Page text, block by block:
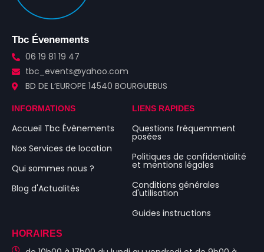
Tbc Évenements
06 19 81 19 47
tbc_events@yahoo.com
BD DE L’EUROPE 14540 BOURGUEBUS
INFORMATIONS
Accueil Tbc Évènements
Nos Services de location
Qui sommes nous ?
Blog d'Actualités
LIENS RAPIDES
Questions fréquemment
posées
Politiques de confidentialité
et mentions légales
Conditions générales
d'utilisation
Guides instructions
HORAIRES